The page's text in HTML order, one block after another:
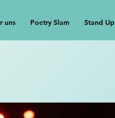
uns Poetry Slam Stand Up